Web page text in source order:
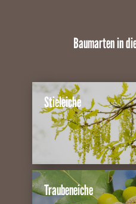
Baumarten in
Stieleiche
Traubeneiche